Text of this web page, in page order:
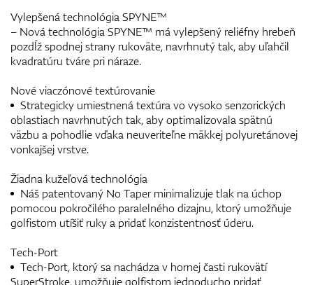
Vylepšená technológia SPYNE™
– Nová technológia SPYNE™ má vylepšený reliéfny hrebeň
pozdĺž spodnej strany rukoväte, navrhnutý tak, aby uľahčil
kvadratúru tváre pri náraze.
Nové viaczónové textúrovanie
Strategicky umiestnená textúra vo vysoko senzorických
oblastiach navrhnutých tak, aby optimalizovala spätnú
väzbu a pohodlie vďaka neuveriteľne mäkkej polyuretánovej
vonkajšej vrstve.
Žiadna kužeľová technológia
Náš patentovaný No Taper minimalizuje tlak na úchop
pomocou pokročilého paralelného dizajnu, ktorý umožňuje
golfistom utíšiť ruky a pridať konzistentnosť úderu.
Tech-Port
Tech-Port, ktorý sa nachádza v hornej časti rukovätí
SuperStroke, umožňuje golfistom jednoducho pridať